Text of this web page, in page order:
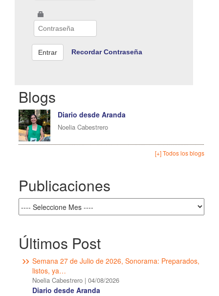
Recordar Contraseña
Blogs
Diario desde Aranda
Noelia Cabestrero
[+] Todos los blogs
Publicaciones
Últimos Post
Semana 27 de Julio de 2026, Sonorama: Preparados,
listos, ya…
Noelia Cabestrero | 04/08/2026
Diario desde Aranda